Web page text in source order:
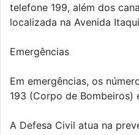
telefone 199, além dos
localizada na Avenida
Emergências
Em emergências, os
193 (Corpo de Bombeiros)
A Defesa Civil atua na